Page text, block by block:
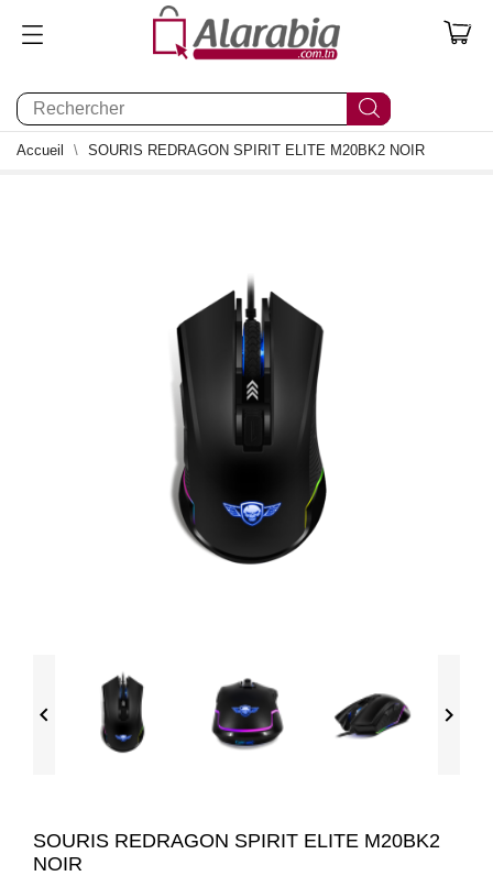
0
Accueil SOURIS REDRAGON SPIRIT ELITE M20BK2 NOIR
 
SOURIS REDRAGON SPIRIT ELITE M20BK2
NOIR